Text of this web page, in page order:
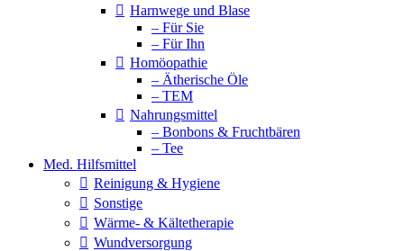
Harnwege und Blase
– Für Sie
– Für Ihn
Homöopathie
– Ätherische Öle
– TEM
Nahrungsmittel
– Bonbons & Fruchtbären
– Tee
Med. Hilfsmittel
Reinigung & Hygiene
Sonstige
Wärme- & Kältetherapie
Wundversorgung